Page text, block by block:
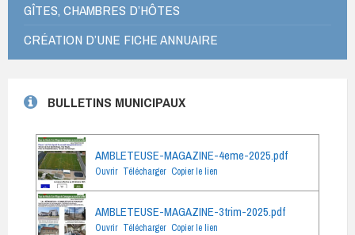
GÎTES, CHAMBRES D’HÔTES
CRÉATION D’UNE FICHE ANNUAIRE
BULLETINS MUNICIPAUX
AMBLETEUSE-MAGAZINE-4eme-2025.pdf
Ouvrir Télécharger Copier le lien
AMBLETEUSE-MAGAZINE-3trim-2025.pdf
Ouvrir Télécharger Copier le lien